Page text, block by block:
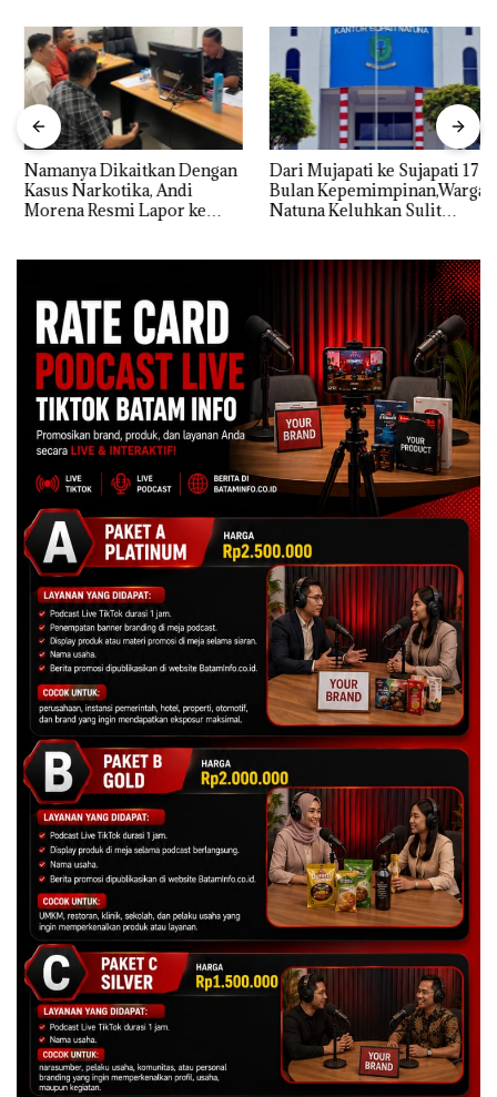
Namanya Dikaitkan Dengan
Kasus Narkotika, Andi
Morena Resmi Lapor ke
Dari Mujapati ke Sujapati 17
Bulan Kepemimpinan,Warga
Natuna Keluhkan Sulit